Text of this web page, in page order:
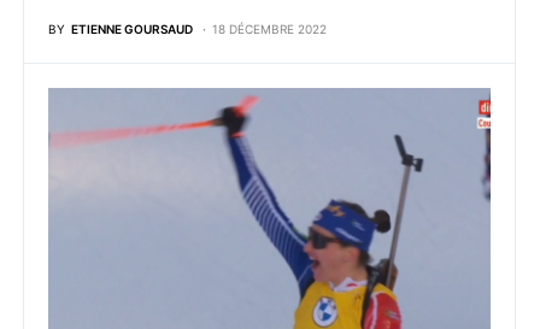
BY ETIENNE GOURSAUD 18 DÉCEMBRE 2022